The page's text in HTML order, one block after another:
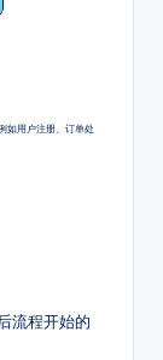
如用户注册、订单处
流程开始的